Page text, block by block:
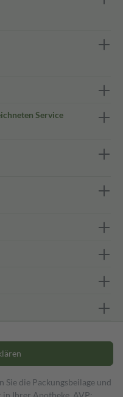
Service
Sie die Packungsbeilage und
Ihrer Apotheke. AVP: